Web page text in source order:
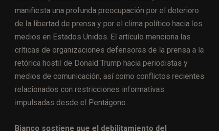
manifiesta una profunda preocupación por el deterioro
de la libertad de prensa y por el clima político hacia los
medios en Estados Unidos. El artículo menciona las
críticas de organizaciones defensoras de la prensa a la
retórica hostil de Donald Trump hacia periodistas y
medios de comunicación, así como conflictos recientes
relacionados con restricciones informativas
impulsadas desde el Pentágono.
Bianco sostiene que el debilitamiento del